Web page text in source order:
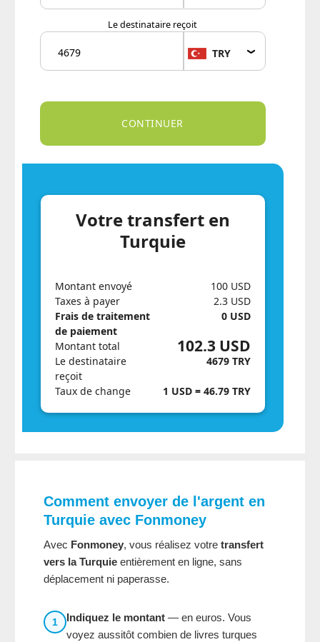
Le destinataire reçoit
TRY
Votre transfert en
Turquie
Montant envoyé
Taxes à payer
Frais de traitement
de paiement
100 USD
2.3 USD
0 USD
Montant total
Le destinataire
reçoit
102.3 USD
4679 TRY
Taux de change 1 USD = 46.79 TRY
Comment envoyer de l'argent en
Turquie avec Fonmoney
Avec Fonmoney, vous réalisez votre transfert
vers la Turquie entièrement en ligne, sans
déplacement ni paperasse.
1 Indiquez le montant — en euros. Vous
voyez aussitôt combien de livres turques